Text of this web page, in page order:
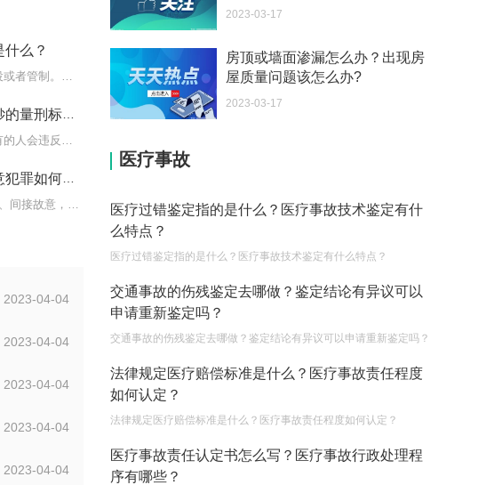
么？
认定构成遗弃罪一般判处处五年以下有期徒刑、拘役或者管制。遗弃罪...
是怎样的？
根据我国法律的规定，是不允许公民私藏枪支的，有的人会违反法律规...
何处罚？
防卫过当有哪些罪过形式防卫过当的罪过形式有：1、间接故意，即明知...
2023-04-04
2023-04-04
2023-04-04
2023-04-04
2023-04-04
生育保险交满一年才可以报销吗？
节假日免费时段到底是如何算起的呢？
2023-03-13
驾驶机动车在市区逆行的怎么罚款和扣分呢？
闯红灯后多少天后能查到违章信息呢？
2023-03-13
2023-03-21
2023-03-17
房顶或墙面渗漏怎么办？出现房
屋质量问题该怎么办?
2023-03-17
医疗事故
医疗过错鉴定指的是什么？医疗事故技术鉴定有什
么特点？
医疗过错鉴定指的是什么？医疗事故技术鉴定有什么特点？
交通事故的伤残鉴定去哪做？鉴定结论有异议可以
申请重新鉴定吗？
交通事故的伤残鉴定去哪做？鉴定结论有异议可以申请重新鉴定吗？
法律规定医疗赔偿标准是什么？医疗事故责任程度
如何认定？
法律规定医疗赔偿标准是什么？医疗事故责任程度如何认定？
医疗事故责任认定书怎么写？医疗事故行政处理程
序有哪些？